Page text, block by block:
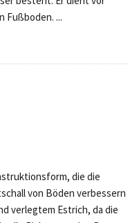
Fußboden. ...
die die
von Böden verbessern
verlegtem Estrich, da die